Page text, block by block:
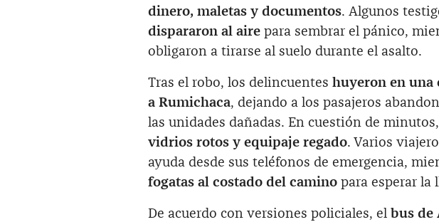
dinero, maletas y documentos. Algunos
dispararon al aire para sembrar el pánico,
obligaron a tirarse al suelo durante el asalto.
Tras el robo, los delincuentes huyeron en una
a Rumichaca, dejando a los pasajeros
las unidades dañadas. En cuestión de
vidrios rotos y equipaje regado. Varios
ayuda desde sus teléfonos de emergencia,
fogatas al costado del camino para esperar la
De acuerdo con versiones policiales, el bus de